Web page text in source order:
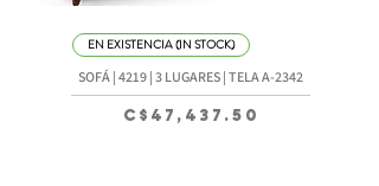
EN EXISTENCIA (IN STOCK)
SOFÁ | 4219 | 3 LUGARES | TELA A-2342
Precio
C$47,437.50